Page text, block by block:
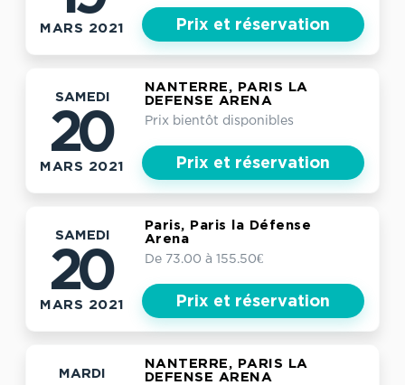
MARS 2021 Prix et réservation
SAMEDI
20
MARS 2021
NANTERRE, PARIS LA
DEFENSE ARENA
Prix bientôt disponibles
Prix et réservation
SAMEDI
20
MARS 2021
Paris, Paris la Défense
Arena
De 73.00 à 155.50€
Prix et réservation
MARDI
NANTERRE, PARIS LA
DEFENSE ARENA